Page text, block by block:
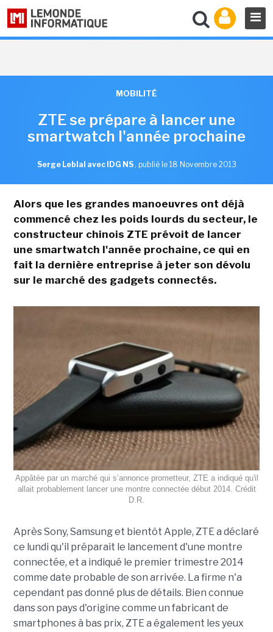
MOBILITÉ
ZTE se prépare à lancer une
smartwatch l'année prochaine
Serge Leblal avec IDG NS , publié le 18 Novembre 2013
Alors que les grandes manoeuvres ont déjà
commencé chez les poids lourds du secteur, le
constructeur chinois ZTE prévoit de lancer
une smartwatch l'année prochaine, ce qui en
fait la dernière entreprise à jeter son dévolu
sur le marché des gadgets connectés.
Appâtée par un marché qui s’annonce prometteur, ZTE a indiqué qu'il
allait probablement lancer une montre connectée début 2014. Crédit
D.R.
Après Sony, Samsung et bientôt Apple, ZTE a déclaré
ce lundi qu'il préparait le lancement d'une montre
connectée, et a indiqué le premier trimestre 2014
comme date probable de son arrivée. La firme n'a
cependant pas donné plus de détails. Bien connue
dans son pays d'origine comme un fabricant de
smartphones à bas prix, ZTE a également les yeux